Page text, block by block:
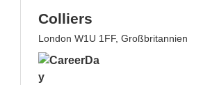
Colliers
London W1U 1FF, Großbritannien